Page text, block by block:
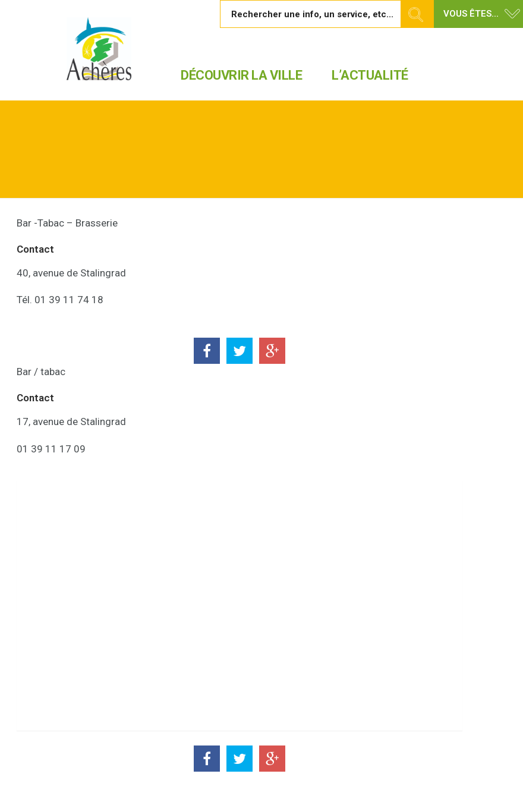
VOUS ÊTES...
DÉCOUVRIR LA VILLE L’ACTUALITÉ
Bar -Tabac – Brasserie
Contact
40, avenue de Stalingrad
Tél. 01 39 11 74 18
Bar / tabac
Contact
17, avenue de Stalingrad
01 39 11 17 09